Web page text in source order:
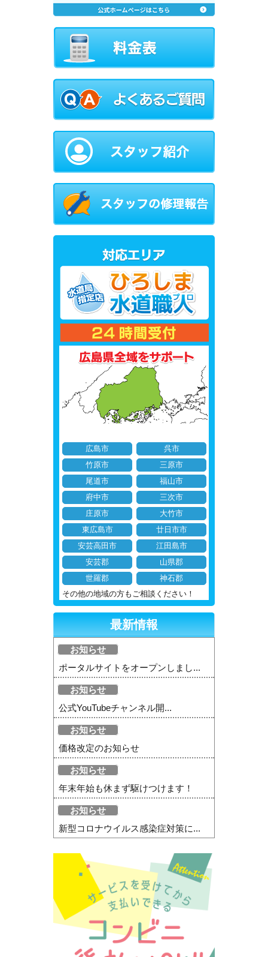
広島市
呉市
竹原市
三原市
尾道市
福山市
府中市
三次市
庄原市
大竹市
東広島市
廿日市市
安芸高田市
江田島市
安芸郡
山県郡
世羅郡
神石郡
その他の地域の方もご相談ください！
最新情報
お知らせ
ポータルサイトをオープンしまし...
お知らせ
公式YouTubeチャンネル開...
お知らせ
価格改定のお知らせ
お知らせ
年末年始も休まず駆けつけます！
お知らせ
新型コロナウイルス感染症対策に...